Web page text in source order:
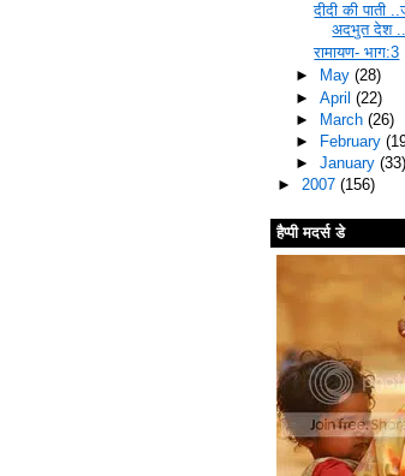
दीदी की पाती
अदभुत देश ..
रामायण- भाग:3
►
May (28)
► April (22)
►
March (26)
►
February
► January (33)
► 2007 (156)
हैप्पी मदर्स डे